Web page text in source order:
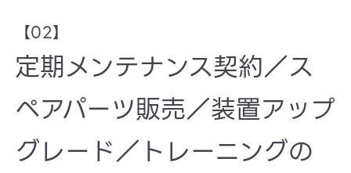
【02】
定期メンテナンス契約／ス
ペアパーツ販売／装置アップ
グレード／トレーニングの